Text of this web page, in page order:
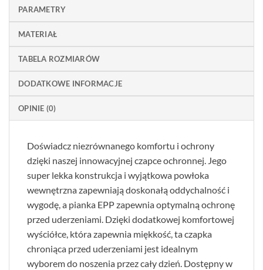
PARAMETRY
MATERIAŁ
TABELA ROZMIARÓW
DODATKOWE INFORMACJE
OPINIE (0)
Doświadcz niezrównanego komfortu i ochrony
dzięki naszej innowacyjnej czapce ochronnej. Jego
super lekka konstrukcja i wyjątkowa powłoka
wewnętrzna zapewniają doskonałą oddychalność i
wygodę, a pianka EPP zapewnia optymalną ochronę
przed uderzeniami. Dzięki dodatkowej komfortowej
wyściółce, która zapewnia miękkość, ta czapka
chroniąca przed uderzeniami jest idealnym
wyborem do noszenia przez cały dzień. Dostępny w